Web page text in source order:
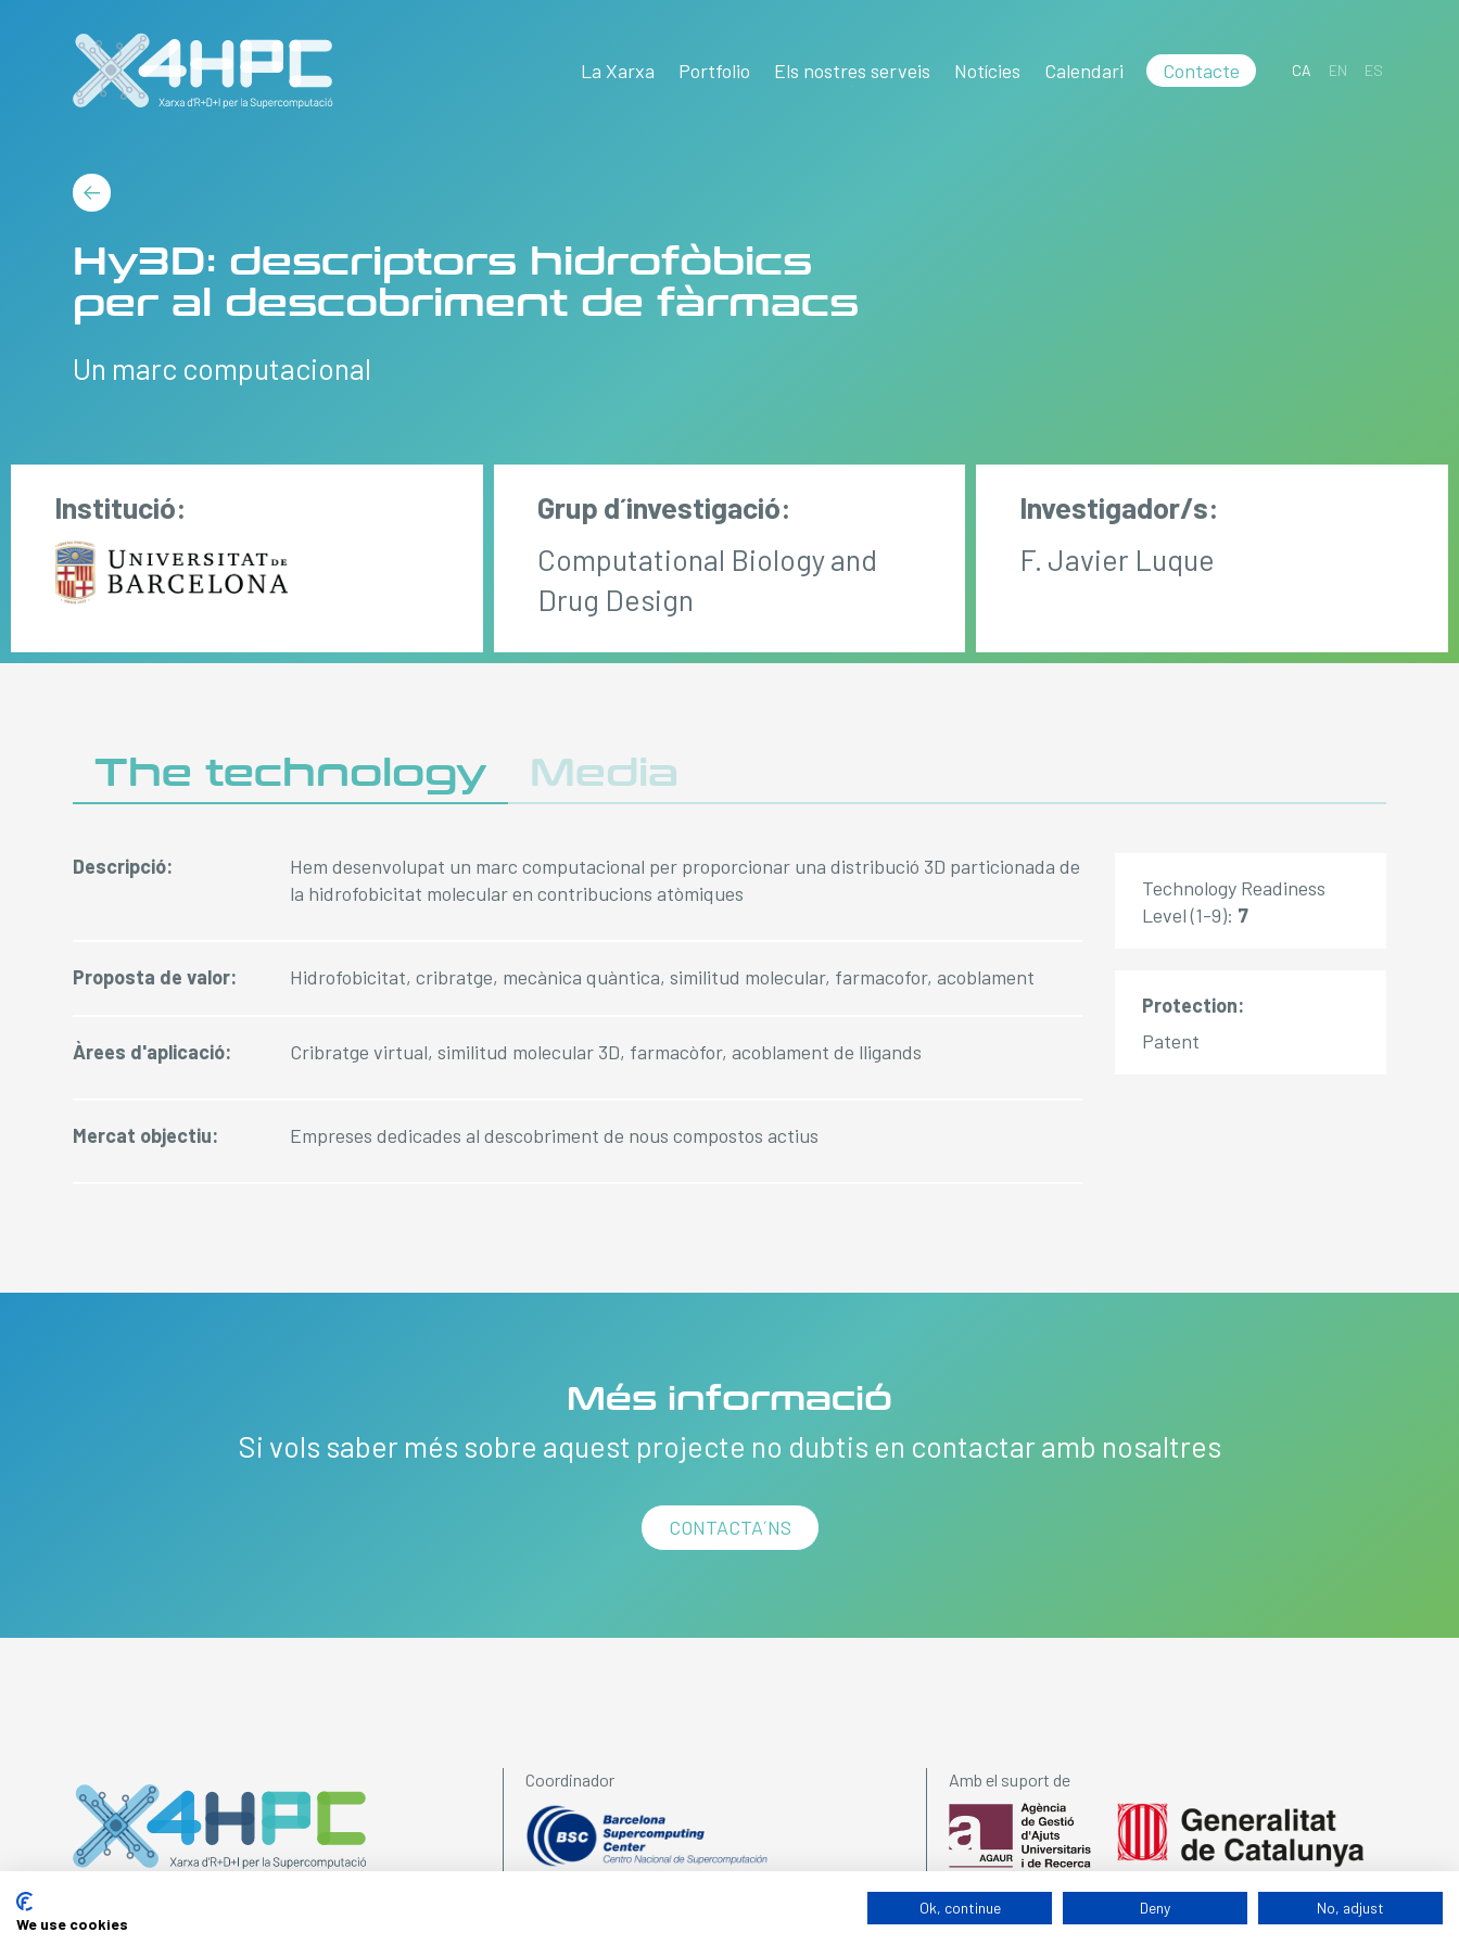
La Xarxa Portfolio Els nostres serveis Notícies Calendari Contacte CA EN ES
Hy3D: descriptors hidrofòbics
per al descobriment de fàrmacs
Un marc computacional
Institució:
Grup d´investigació:
Computational Biology and
Drug Design
Investigador/s:
F. Javier Luque
The technology Media
Descripció:
Hem desenvolupat un marc computacional per proporcionar una distribució 3D particionada de
la hidrofobicitat molecular en contribucions atòmiques
Proposta de valor: Hidrofobicitat, cribratge, mecànica quàntica, similitud molecular, farmacofor, acoblament
Àrees d'aplicació: Cribratge virtual, similitud molecular 3D, farmacòfor, acoblament de lligands
Mercat objectiu: Empreses dedicades al descobriment de nous compostos actius
Technology Readiness
Level (1-9): 7
Protection:
Patent
Més informació
Si vols saber més sobre aquest projecte no dubtis en contactar amb nosaltres
CONTACTA´NS
Coordinador Amb el suport de
We use cookies
Ok, continue Deny No, adjust